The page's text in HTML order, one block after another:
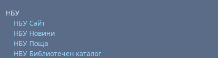
НБУ
НБУ Сайт
НБУ Новини
НБУ Поща
НБУ Библиотечен каталог